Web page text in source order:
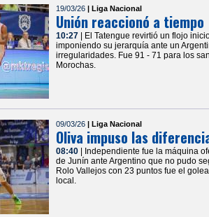
19/03/26 | Liga Nacional
Unión reaccionó a tiempo
10:27
| El Tatengue revirtió un flojo
imponiendo su jerarquía ante un
irregularidades. Fue 91 - 71 para los
Morochas.
09/03/26 | Liga Nacional
Oliva impuso las
08:40
| Independiente fue la máquina
de Junín ante Argentino que no pudo
Rolo Vallejos con 23 puntos fue el
local.